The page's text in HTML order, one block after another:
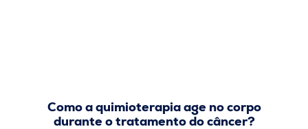
Como a quimioterapia age no corpo
durante o tratamento do câncer?